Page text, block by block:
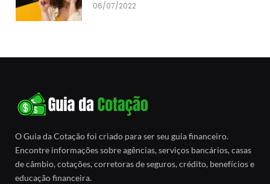
06/07/2022
O Guia da Cotação foi criado para ser seu guia financeiro.
Encontre informações sobre agências, serviços bancários, casas
de câmbio, cotações, corretoras de seguros, crédito, benefícios e
educação financeira.